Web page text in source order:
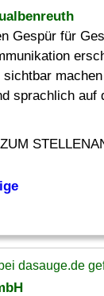
Gespür für
sprachlich auf
dasauge.de